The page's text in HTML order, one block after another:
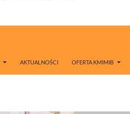
AKTUALNOŚCI OFERTA KMIMIB